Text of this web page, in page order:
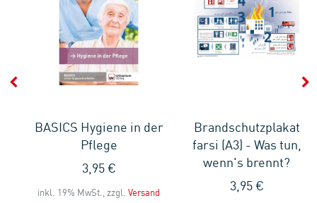
BASICS Hygiene in der
Pflege
3,95 €
inkl. 19% MwSt., zzgl. Versand
Brandschutzplakat
farsi (A3) - Was tun,
wenn's brennt?
3,95 €